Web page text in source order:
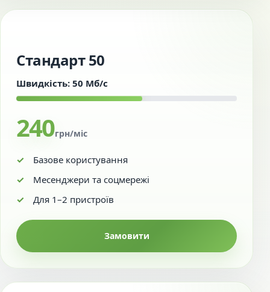
Стандарт 50
Швидкість: 50 Мб/с
240грн/міс
Базове користування
Месенджери та соцмережі
Для 1–2 пристроїв
Замовити